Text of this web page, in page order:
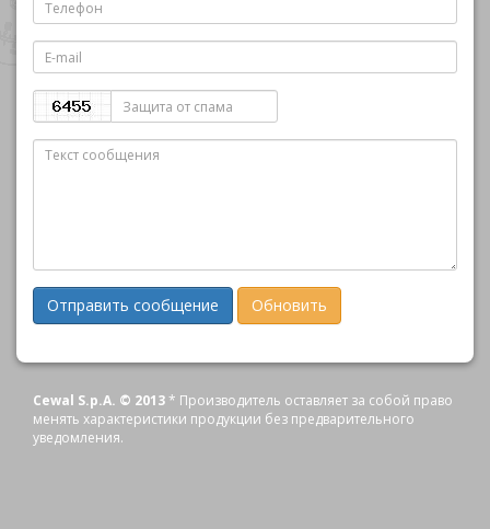
E-
mail
Защита
от
спама
Отправить сообщение Обновить
Cewal S.p.A. © 2013* Производитель оставляет за собой право
менять характеристики продукции без предварительного
уведомления.